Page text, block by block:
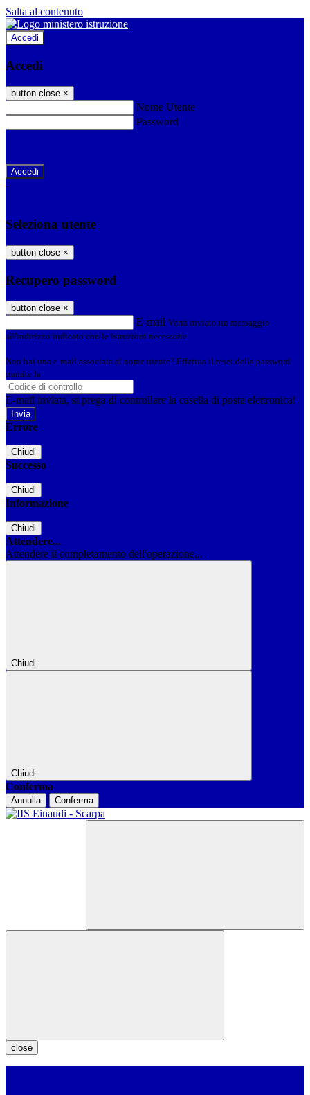
Salta al contenuto
Accedi
Accedi
button close ×
Nome Utente
Password
-
Seleziona utente
button close ×
Recupero password
button close ×
E-mail Verrà inviato un messaggio
all'indirizzo indicato con le istruzioni necessarie.
Non hai una e-mail associata al nome utente? Effettua il reset della password
tramite la
E-mail inviata, si prega di controllare la casella di posta elettronica!
Errore
Chiudi
Successo
Chiudi
Informazione
Chiudi
Attendere...
Attendere il completamento dell'operazione...
Chiudi
Chiudi
Conferma
Annulla Conferma
close